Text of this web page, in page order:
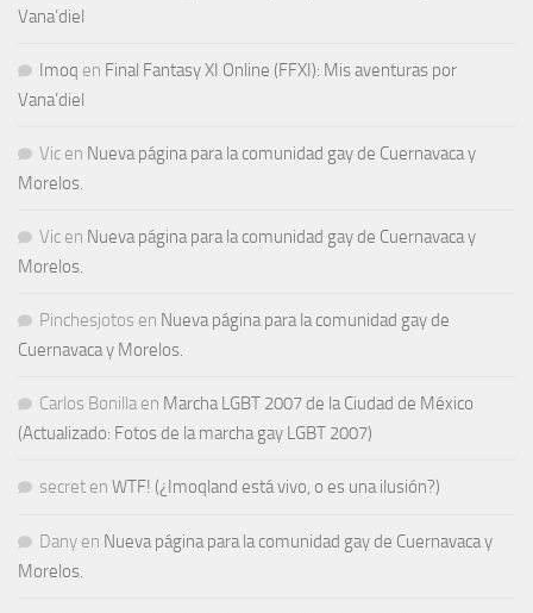
Vana’diel
Imoq en Final Fantasy XI Online (FFXI): Mis aventuras por
Vana’diel
Vic en Nueva página para la comunidad gay de Cuernavaca y
Morelos.
Vic en Nueva página para la comunidad gay de Cuernavaca y
Morelos.
Pinchesjotos en Nueva página para la comunidad gay de
Cuernavaca y Morelos.
Carlos Bonilla en Marcha LGBT 2007 de la Ciudad de México
(Actualizado: Fotos de la marcha gay LGBT 2007)
secret en WTF! (¿Imoqland está vivo, o es una ilusión?)
Dany en Nueva página para la comunidad gay de Cuernavaca y
Morelos.